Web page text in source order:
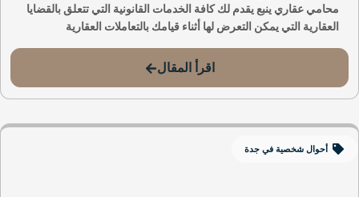
محامي عقاري ينبع يقدم لك كافة الخدمات القانونية التي تتعلق بالقضايا
العقارية التي يمكن التعرض لها أثناء قيامك بالتعاملات العقارية
اقرأ المقال
أحوال شخصية في جدة